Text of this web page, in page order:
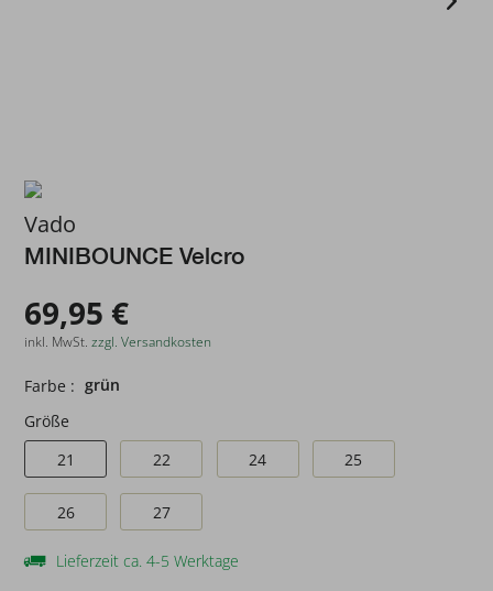
Vado
MINIBOUNCE Velcro
69,95 €
inkl. MwSt.zzgl. Versandkosten
Farbe : grün
Größe
21
22 24 25
26 27
Lieferzeit ca. 4-5 Werktage